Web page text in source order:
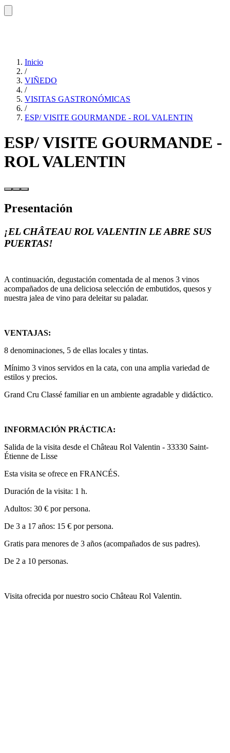
Inicio
/
VIÑEDO
/
VISITAS GASTRONÓMICAS
/
ESP/ VISITE GOURMANDE - ROL VALENTIN
ESP/ VISITE GOURMANDE -
ROL VALENTIN
Presentación
¡EL CHÂTEAU ROL VALENTIN LE ABRE SUS
PUERTAS!
A continuación, degustación comentada de al menos 3 vinos
acompañados de una deliciosa selección de embutidos, quesos y
nuestra jalea de vino para deleitar su paladar.
VENTAJAS:
8 denominaciones, 5 de ellas locales y tintas.
Mínimo 3 vinos servidos en la cata, con una amplia variedad de
estilos y precios.
Grand Cru Classé familiar en un ambiente agradable y didáctico.
INFORMACIÓN PRÁCTICA:
Salida de la visita desde el Château Rol Valentin - 33330 Saint-
Étienne de Lisse
Esta visita se ofrece en FRANCÉS.
Duración de la visita: 1 h.
Adultos: 30 € por persona.
De 3 a 17 años: 15 € por persona.
Gratis para menores de 3 años (acompañados de sus padres).
De 2 a 10 personas.
Visita ofrecida por nuestro socio Château Rol Valentin.